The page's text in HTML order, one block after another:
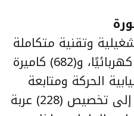
وتقنية متكاملة
تشتمل على (340) سلمًا كهربائيًا، و(682) كاميرة
الحركة ومتابعة
الكثافات البشرية، إضافة إلى تخصيص (228) عربة